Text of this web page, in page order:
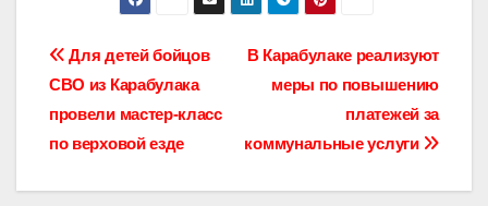
Навигация
по
записям
В Карабулаке реализуют
меры по повышению
платежей за
коммунальные услуги
Для детей бойцов
СВО из Карабулака
провели мастер-класс
по верховой езде